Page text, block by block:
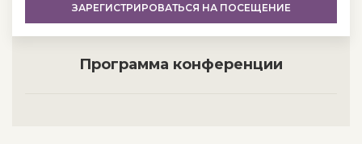
ЗАРЕГИСТРИРОВАТЬСЯ НА ПОСЕЩЕНИЕ
Программа конференции